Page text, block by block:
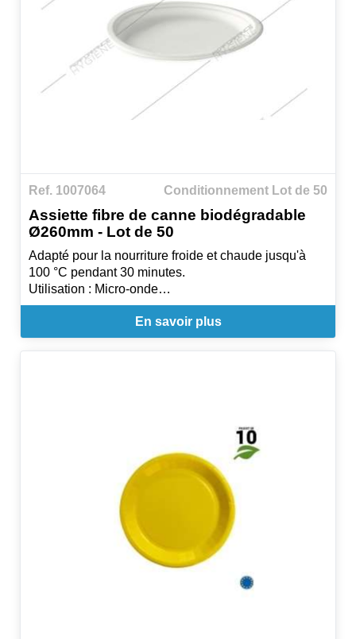
Ref. 1007064 Conditionnement Lot de 50
Assiette fibre de canne biodégradable
Ø260mm - Lot de 50
Adapté pour la nourriture froide et chaude jusqu'à
100 °C pendant 30 minutes.
Utilisation : Micro-onde
100% compostable
En savoir plus